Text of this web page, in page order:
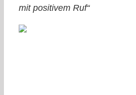
mit positivem Ruf“